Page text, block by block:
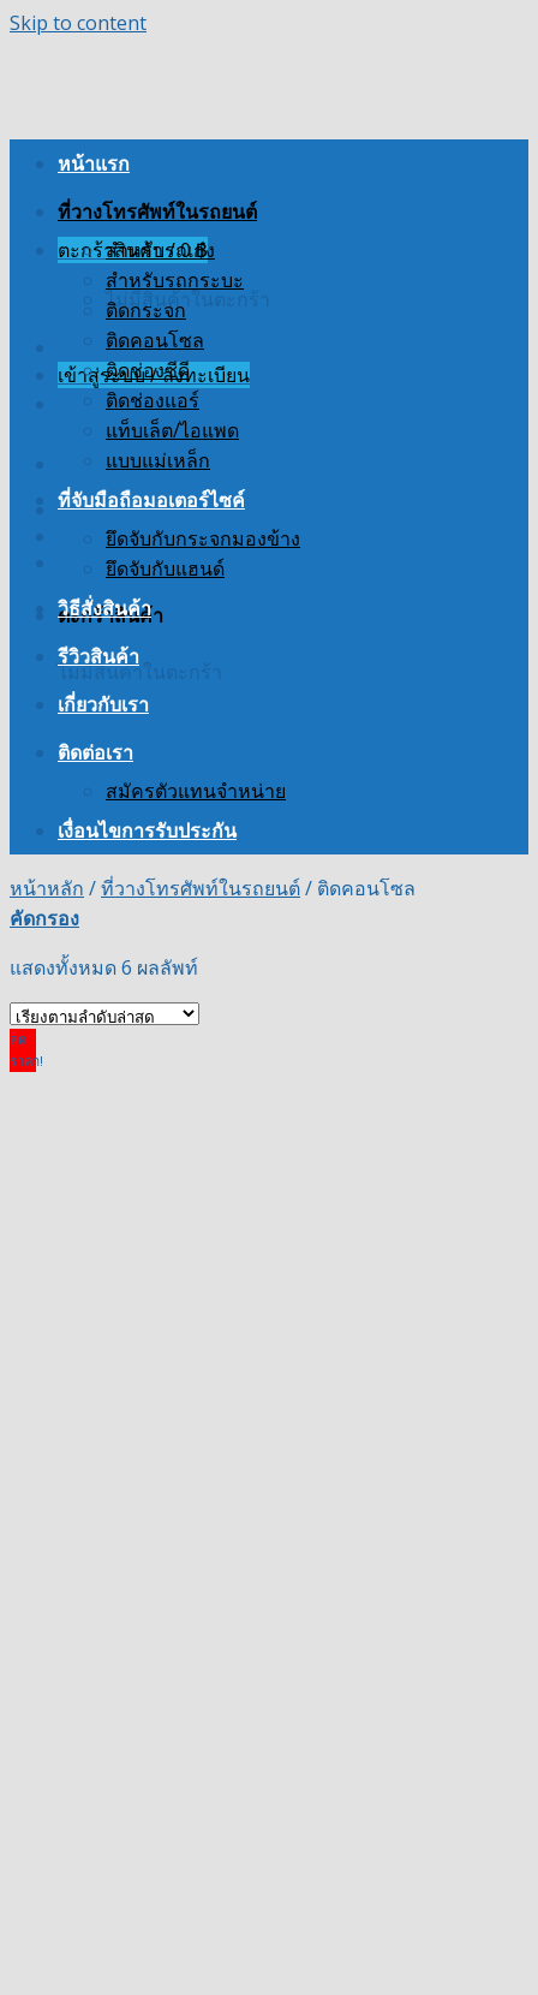
Skip to content
ตะกร้าสินค้า /0฿
ไม่มีสินค้าในตะกร้า
เข้าสู่ระบบ / ลงทะเบียน
ตะกร้าสินค้า
ไม่มีสินค้าในตะกร้า
หน้าแรก
ที่วางโทรศัพท์ในรถยนต์
สำหรับรถเก๋ง
สำหรับรถกระบะ
ติดกระจก
ติดคอนโซล
ติดช่องซีดี
ติดช่องแอร์
แท็บเล็ต/ไอแพด
แบบแม่เหล็ก
ที่จับมือถือมอเตอร์ไซค์
ยึดจับกับกระจกมองข้าง
ยึดจับกับแฮนด์
วิธีสั่งสินค้า
รีวิวสินค้า
เกี่ยวกับเรา
ติดต่อเรา
สมัครตัวแทนจำหน่าย
เงื่อนไขการรับประกัน
หน้าหลัก /ที่วางโทรศัพท์ในรถยนต์/ ติดคอนโซล
คัดกรอง
แสดงทั้งหมด 6 ผลลัพท์
ลด
ราคา!